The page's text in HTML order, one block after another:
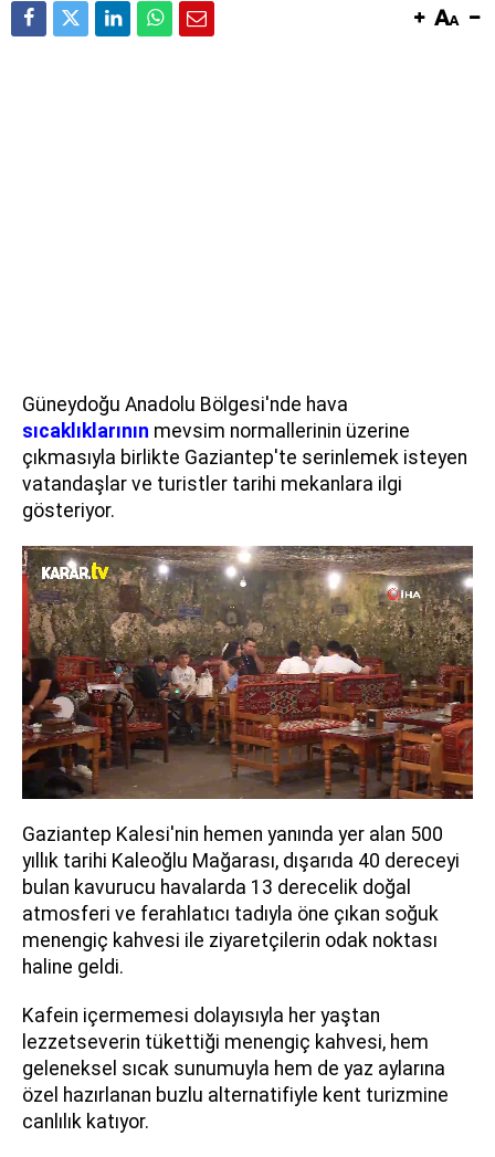
Güneydoğu Anadolu Bölgesi'nde hava
sıcaklıklarının mevsim normallerinin üzerine
çıkmasıyla birlikte Gaziantep'te serinlemek isteyen
vatandaşlar ve turistler tarihi mekanlara ilgi
gösteriyor.
Gaziantep Kalesi'nin hemen yanında yer alan 500
yıllık tarihi Kaleoğlu Mağarası, dışarıda 40 dereceyi
bulan kavurucu havalarda 13 derecelik doğal
atmosferi ve ferahlatıcı tadıyla öne çıkan soğuk
menengiç kahvesi ile ziyaretçilerin odak noktası
haline geldi.
Kafein içermemesi dolayısıyla her yaştan
lezzetseverin tükettiği menengiç kahvesi, hem
geleneksel sıcak sunumuyla hem de yaz aylarına
özel hazırlanan buzlu alternatifiyle kent turizmine
canlılık katıyor.